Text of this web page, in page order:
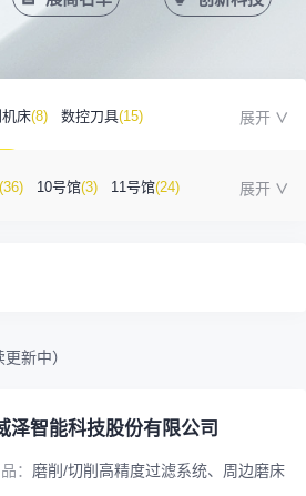
床(8) 数控刀具(15)
(36) 10号馆(3) 11号馆(24)
新中）
泽智能科技股份有限公司
： 磨削/切削高精度过滤系统、周边磨床